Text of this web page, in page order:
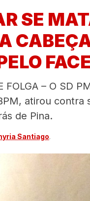
SE
FOLGA – O SD
atirou
de Pina.
Santiago.